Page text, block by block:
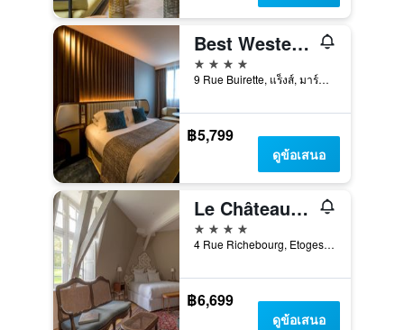
Best Western Premier Hotel de la Paix
4 ดาว
9 Rue Buirette, แร็งส์, มาร์น, ฝรั่งเศส
฿5,799
ดูข้อเสนอ
Le Château d'Etoges - Champagne
4 ดาว
4 Rue Richebourg, Etoges, มาร์น, ฝรั่งเศส
฿6,699
ดูข้อเสนอ